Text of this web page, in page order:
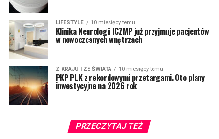
LIFESTYLE 10 miesięcy temu
Klinika Neurologii ICZMP już przyjmuje pacjentów
w nowoczesnych wnętrzach
Z KRAJU I ZE ŚWIATA 10 miesięcy temu
PKP PLK z rekordowymi przetargami. Oto plany
inwestycyjne na 2026 rok
PRZECZYTAJ TEŻ